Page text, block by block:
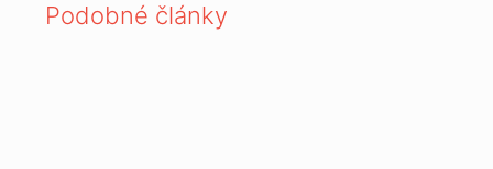
Podobné články